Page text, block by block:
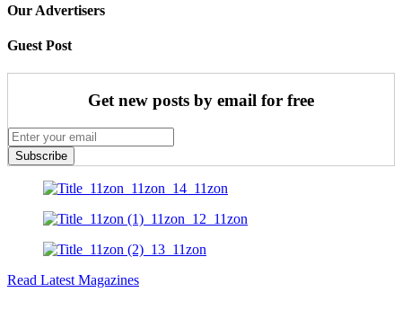
Our Advertisers
Guest Post
Get new posts by email for free
Subscribe
Read Latest Magazines